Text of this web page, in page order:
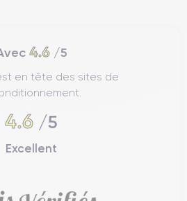
4.6/5
en tête des sites de
4.6 /5
Excellent